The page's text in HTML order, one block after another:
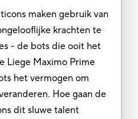
maken gebruik van
krachten te
- de bots die ooit het
Liege Maximo Prime
het vermogen om
Hoe gaan de
dit sluwe talent